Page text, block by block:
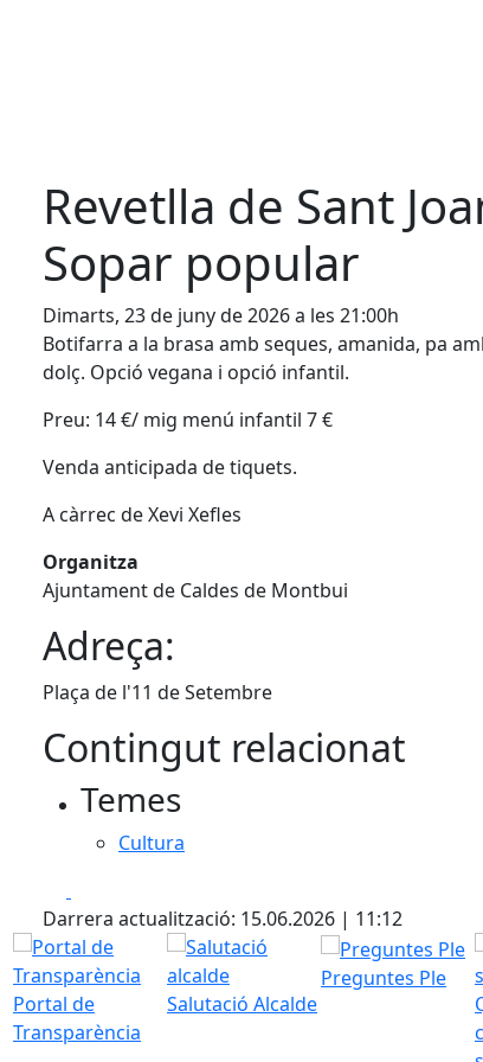
Revetlla de Sant
Sopar popular
Dimarts, 23 de juny de 2026 a les 21:00h
Botifarra a la brasa amb seques, amanida, pa
dolç. Opció vegana i opció infantil.
Preu: 14 €/ mig menú infantil 7 €
Venda anticipada de tiquets.
A càrrec de Xevi Xefles
Organitza
Ajuntament de Caldes de Montbui
Adreça:
Plaça de l'11 de Setembre
Contingut relacionat
Temes
Cultura
Darrera actualització: 15.06.2026 | 11:12
Portal de
Transparència
Salutació Alcalde
Preguntes Ple